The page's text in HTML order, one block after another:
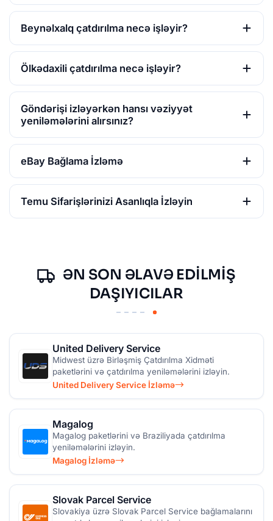
Beynəlxalq çatdırılma necə işləyir?
Ölkədaxili çatdırılma necə işləyir?
Göndərişi izləyərkən hansı vəziyyət
yeniləmələrini alırsınız?
eBay Bağlama İzləmə
Temu Sifarişlərinizi Asanlıqla İzləyin
ƏN SON ƏLAVƏ EDILMIŞ
DAŞIYICILAR
United Delivery Service
Midwest üzrə Birləşmiş Çatdırılma Xidməti
paketlərini və çatdırılma yeniləmələrini izləyin.
United Delivery Service İzləmə
Magalog
Magalog paketlərini və Braziliyada çatdırılma
yeniləmələrini izləyin.
Magalog İzləmə
Slovak Parcel Service
Slovakiya üzrə Slovak Parcel Service bağlamalarını